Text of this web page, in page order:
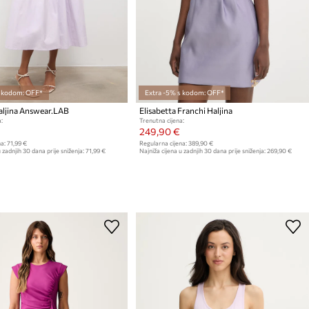
OFF*
Answear.LAB
71,99 €
zadnjih 30 dana prije sniženja: 71,99 €
Extra -5% s kodom: OFF*
Elisabetta Franchi Haljina
Trenutna cijena:
249,90 €
Regularna cijena: 389,90 €
Najniža cijena u zadnjih 30 dana prije sniženja: 269,90 €